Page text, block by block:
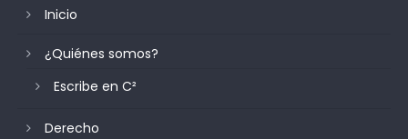
Inicio
¿Quiénes somos?
Escribe en C²
Derecho